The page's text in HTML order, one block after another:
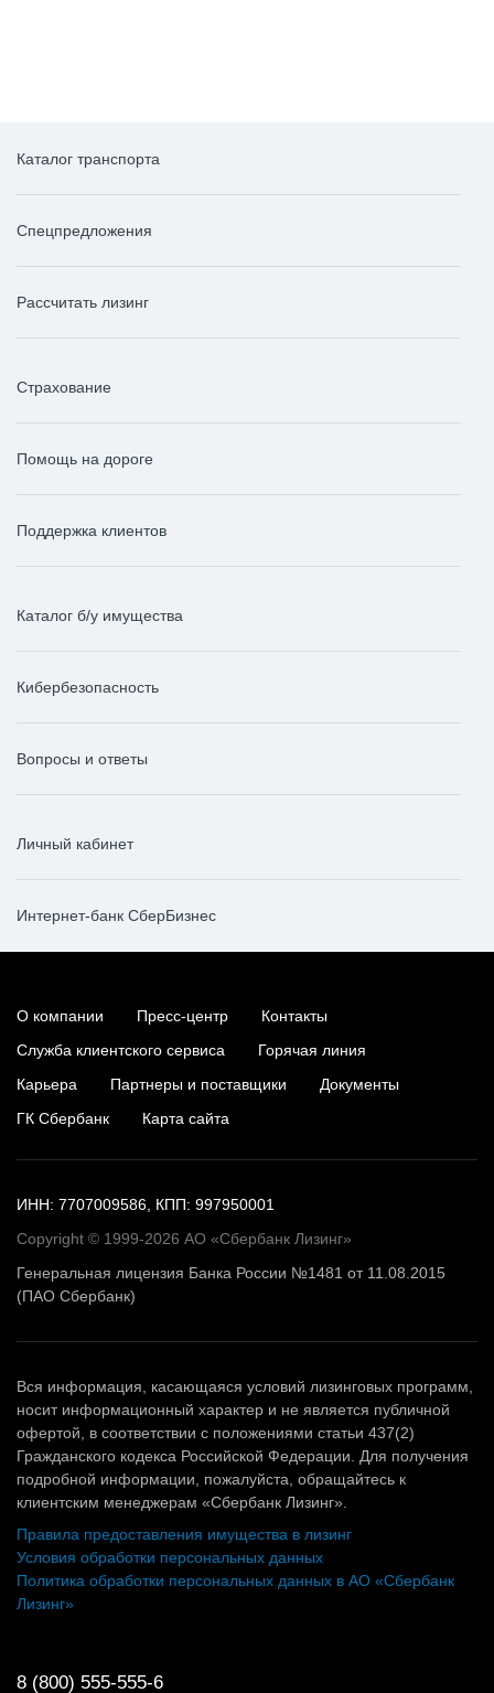
Каталог транспорта
Спецпредложения
Рассчитать лизинг
Страхование
Помощь на дороге
Поддержка клиентов
Каталог б/у имущества
Кибербезопасность
Вопросы и ответы
Личный кабинет
Интернет-банк СберБизнес
О компании Пресс-центр
Контакты
Служба клиентского сервиса
Горячая линия
Карьера
Партнеры и поставщики
Документы
ГК Сбербанк
Карта сайта
ИНН: 7707009586, КПП: 997950001
Copyright © 1999-2026 АО «Сбербанк Лизинг»
Генеральная лицензия Банка России №1481 от 11.08.2015
(ПАО Сбербанк)
Вся информация, касающаяся условий лизинговых программ,
носит информационный характер и не является публичной
офертой, в соответствии с положениями статьи 437(2)
Гражданского кодекса Российской Федерации. Для получения
подробной информации, пожалуйста, обращайтесь к
клиентским менеджерам «Сбербанк Лизинг».
Правила предоставления имущества в лизинг
Условия обработки персональных данных
Политика обработки персональных данных в АО «Сбербанк
Лизинг»
8 (800) 555-555-6